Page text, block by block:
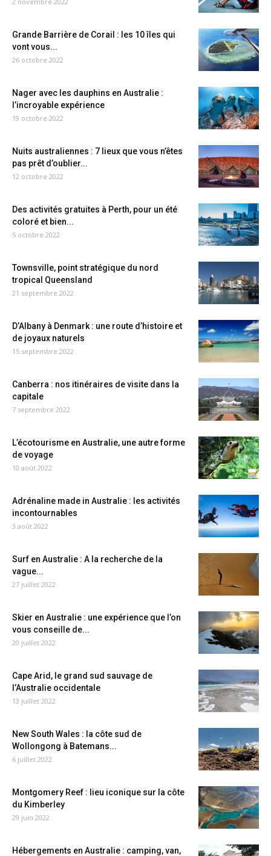
Grande Barrière de Corail : les 10 îles qui
vont vous...
26 octobre 2022
Nager avec les dauphins en Australie :
l’incroyable expérience
19 octobre 2022
Nuits australiennes : 7 lieux que vous n’êtes
pas prêt d’oublier...
12 octobre 2022
Des activités gratuites à Perth, pour un été
coloré et bien...
5 octobre 2022
Townsville, point stratégique du nord
tropical Queensland
21 septembre 2022
D’Albany à Denmark : une route d’histoire et
de joyaux naturels
15 septembre 2022
Canberra : nos itinéraires de visite dans la
capitale
7 septembre 2022
L’écotourisme en Australie, une autre forme
de voyage
10 août 2022
Adrénaline made in Australie : les activités
incontournables
3 août 2022
Surf en Australie : A la recherche de la
vague...
27 juillet 2022
Skier en Australie : une expérience que l’on
vous conseille de...
20 juillet 2022
Cape Arid, le grand sud sauvage de
l’Australie occidentale
13 juillet 2022
New South Wales : la côte sud de
Wollongong à Batemans...
6 juillet 2022
Montgomery Reef : lieu iconique sur la côte
du Kimberley
29 juin 2022
Hébergements en Australie : camping, van,